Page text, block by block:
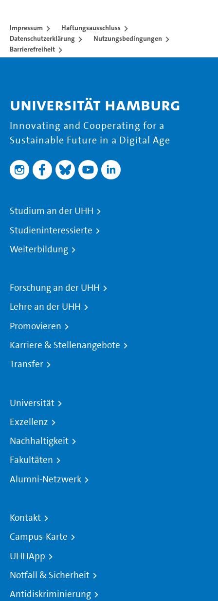
Impressum
Haftungsausschluss
Datenschutzerklärung
Nutzungsbedingungen
Barrierefreiheit
Universität Hamburg
Innovating and Cooperating for a
Sustainable Future in a Digital Age
Studium an der UHH
Studieninteressierte
Weiterbildung
Forschung an der UHH
Lehre an der UHH
Promovieren
Karriere & Stellenangebote
Transfer
Universität
Exzellenz
Nachhaltigkeit
Fakultäten
Alumni-Netzwerk
Kontakt
Campus-Karte
UHHApp
Notfall & Sicherheit
Antidiskriminierung